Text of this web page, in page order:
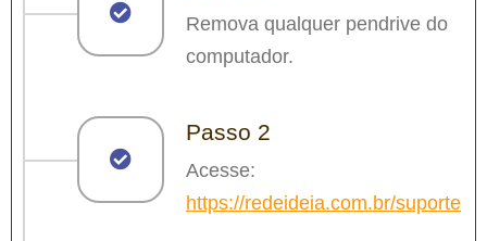
Remova qualquer pendrive do
computador.
Passo 2
Acesse:
https://redeideia.com.br/suporte